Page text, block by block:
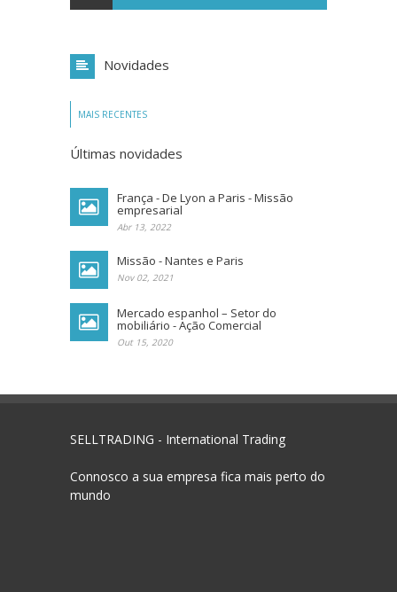
Novidades
MAIS RECENTES
Últimas novidades
França - De Lyon a Paris - Missão
empresarial
Abr 13, 2022
Missão - Nantes e Paris
Nov 02, 2021
Mercado espanhol – Setor do
mobiliário - Ação Comercial
Out 15, 2020
SELLTRADING - International Trading
Connosco a sua empresa fica mais perto do
mundo